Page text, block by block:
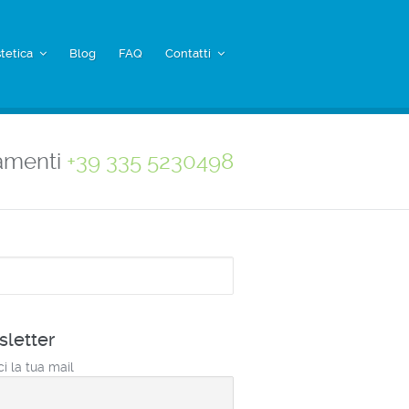
Blog FAQ Contatti
+39 335 5230498
la tua mail